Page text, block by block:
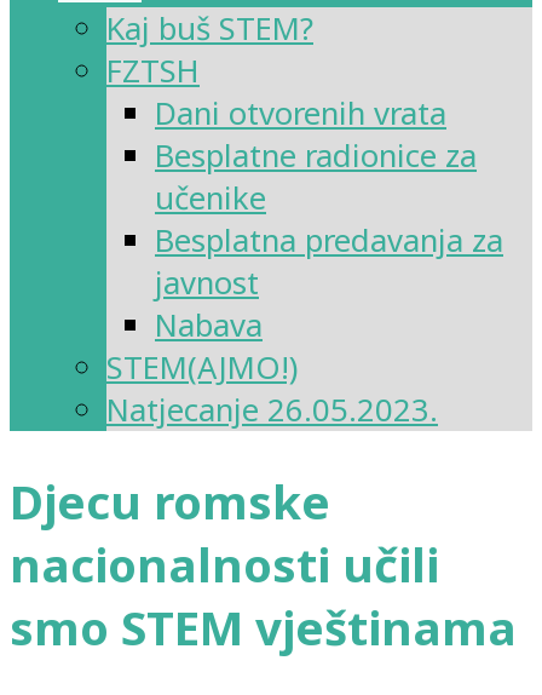
Kaj buš STEM?
FZTSH
Dani otvorenih vrata
Besplatne radionice za
učenike
Besplatna predavanja za
javnost
Nabava
STEM(AJMO!)
Natjecanje 26.05.2023.
Djecu romske
nacionalnosti učili
smo STEM vještinama